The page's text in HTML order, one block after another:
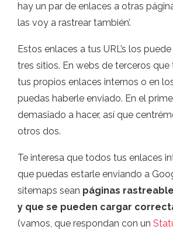
hay un par de enlaces a otras
las voy a rastrear también’.
Estos enlaces a tus URL’s los
tres sitios. En webs de terceros que
tus propios enlaces internos o en
puedas haberle enviado. En el
demasiado a hacer, así que
otros dos.
Te interesa que todos tus enlaces
que puedas estarle enviando a
sitemaps sean páginas
y que se pueden cargar
(vamos, que respondan con un